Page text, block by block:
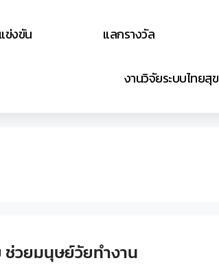
ข่งขัน แลกรางวัล
งานวิจัยระบบไทยสุข
ช่วยมนุษย์วัยทำงาน